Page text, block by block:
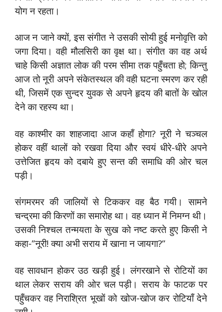
योग न रहता।
आज न जाने क्यों, इस संगीत ने उसकी सोयी हुई मनोवृत्ति को
जगा दिया। वही मौलसिरी का वृक्ष था। संगीत का वह अर्थ
चाहे किसी अज्ञात लोक की परम सीमा तक पहुँचता हो; किन्तु
आज तो नूरी अपने संकेतस्थल की वही घटना स्मरण कर रही
थी, जिसमें एक सुन्दर युवक से अपने हृदय की बातों के खोल
देने का रहस्य था।
वह काश्मीर का शाहजादा आज कहाँ होगा? नूरी ने चञ्चल
होकर वहीं थालों को रखवा दिया और स्वयं धीरे-धीरे अपने
उत्तेजित हृदय को दबाये हुए सन्त की समाधि की ओर चल
पड़ी।
संगमरमर की जालियों से टिककर वह बैठ गयी। सामने
चन्द्रमा की किरणों का समारोह था। वह ध्यान में निमग्न थी।
उसकी निश्चल तन्मयता के सुख को नष्ट करते हुए किसी ने
कहा-”नूरी! क्या अभी सराय में खाना न जायगा?”
वह सावधान होकर उठ खड़ी हुई। लंगरखाने से रोटियों का
थाल लेकर सराय की ओर चल पड़ी। सराय के फाटक पर
पहुँचकर वह निराश्रित भूखों को खोज-खोज कर रोटियाँ देने